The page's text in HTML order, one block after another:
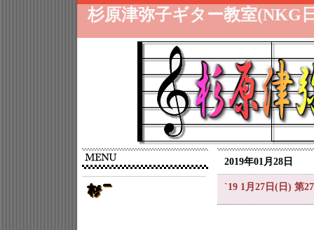
杉原津弥子ギター教室(NKG
2019年01月28日
`19 1月27日(日) 第